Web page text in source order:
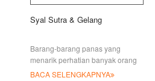
Syal Sutra & Gelang
Barang-barang panas yang
menarik perhatian banyak orang
selama Hong Kong Gift &
BACA SELENGKAPNYA